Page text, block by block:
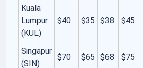
Kuala
Lumpur
(KUL)
$40 $35 $38 $45
Singapur
(SIN)
$70 $65 $68 $75